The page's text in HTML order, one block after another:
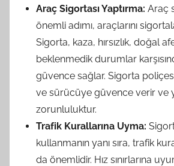
Araç Sigortası Yaptırma: Araç
önemli adımı, araçlarını
Sigorta, kaza, hırsızlık, doğal
beklenmedik durumlar
güvence sağlar. Sigorta
ve sürücüye güvence verir ve
zorunluluktur.
Trafik Kurallarına Uyma:
kullanmanın yanı sıra, trafik
da önemlidir. Hız sınırlarına